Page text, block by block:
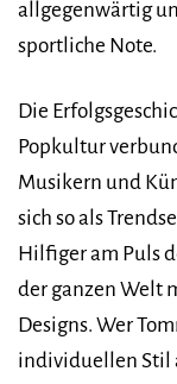
allgegenwärtig
sportliche Note.
Die
Popkultur
Musikern und
sich so als
Hilfiger am Puls
der ganzen Welt
Designs. Wer
individuellen Stil